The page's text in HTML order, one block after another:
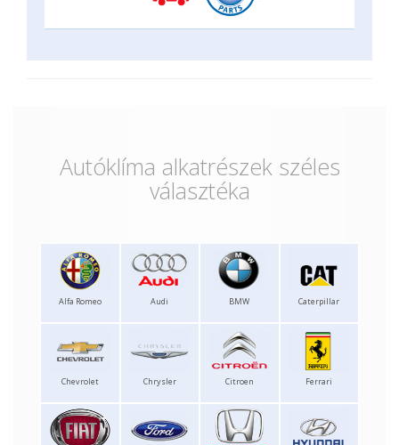
Autóklíma alkatrészek széles
választéka
Alfa Romeo Audi BMW Caterpillar
Chevrolet Chrysler Citroen Ferrari